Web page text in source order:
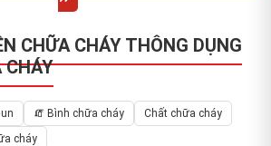
CHỮA CHÁY THÔNG DỤNG
CHÁY
🧯 Bình chữa cháy
Chất chữa cháy
cháy